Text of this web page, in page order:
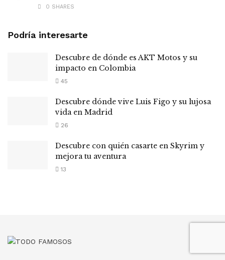
0 SHARES
Podría interesarte
Descubre de dónde es AKT Motos y su
impacto en Colombia
45
Descubre dónde vive Luis Figo y su lujosa
vida en Madrid
26
Descubre con quién casarte en Skyrim y
mejora tu aventura
13